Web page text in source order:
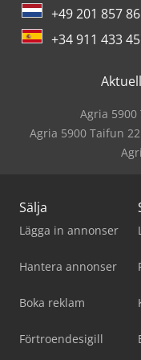
+49 201 857
+34 911 433
Agria
Agria 5900 Taifun 22
Sälja
Lägga in annonser
Hantera annonser
Boka reklam
Förtroendesigill